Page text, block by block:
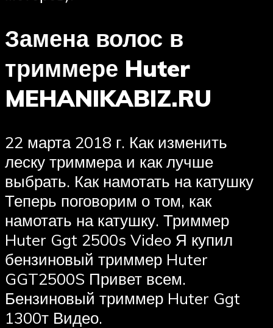
Замена волос в
триммере Huter
MEHANIKABIZ.RU
22 марта 2018 г. Как изменить
леску триммера и как лучше
выбрать. Как намотать на катушку
Теперь поговорим о том, как
намотать на катушку. Триммер
Huter Ggt 2500s Video Я купил
бензиновый триммер Huter
GGT2500S Привет всем.
Бензиновый триммер Huter Ggt
1300т Видео.